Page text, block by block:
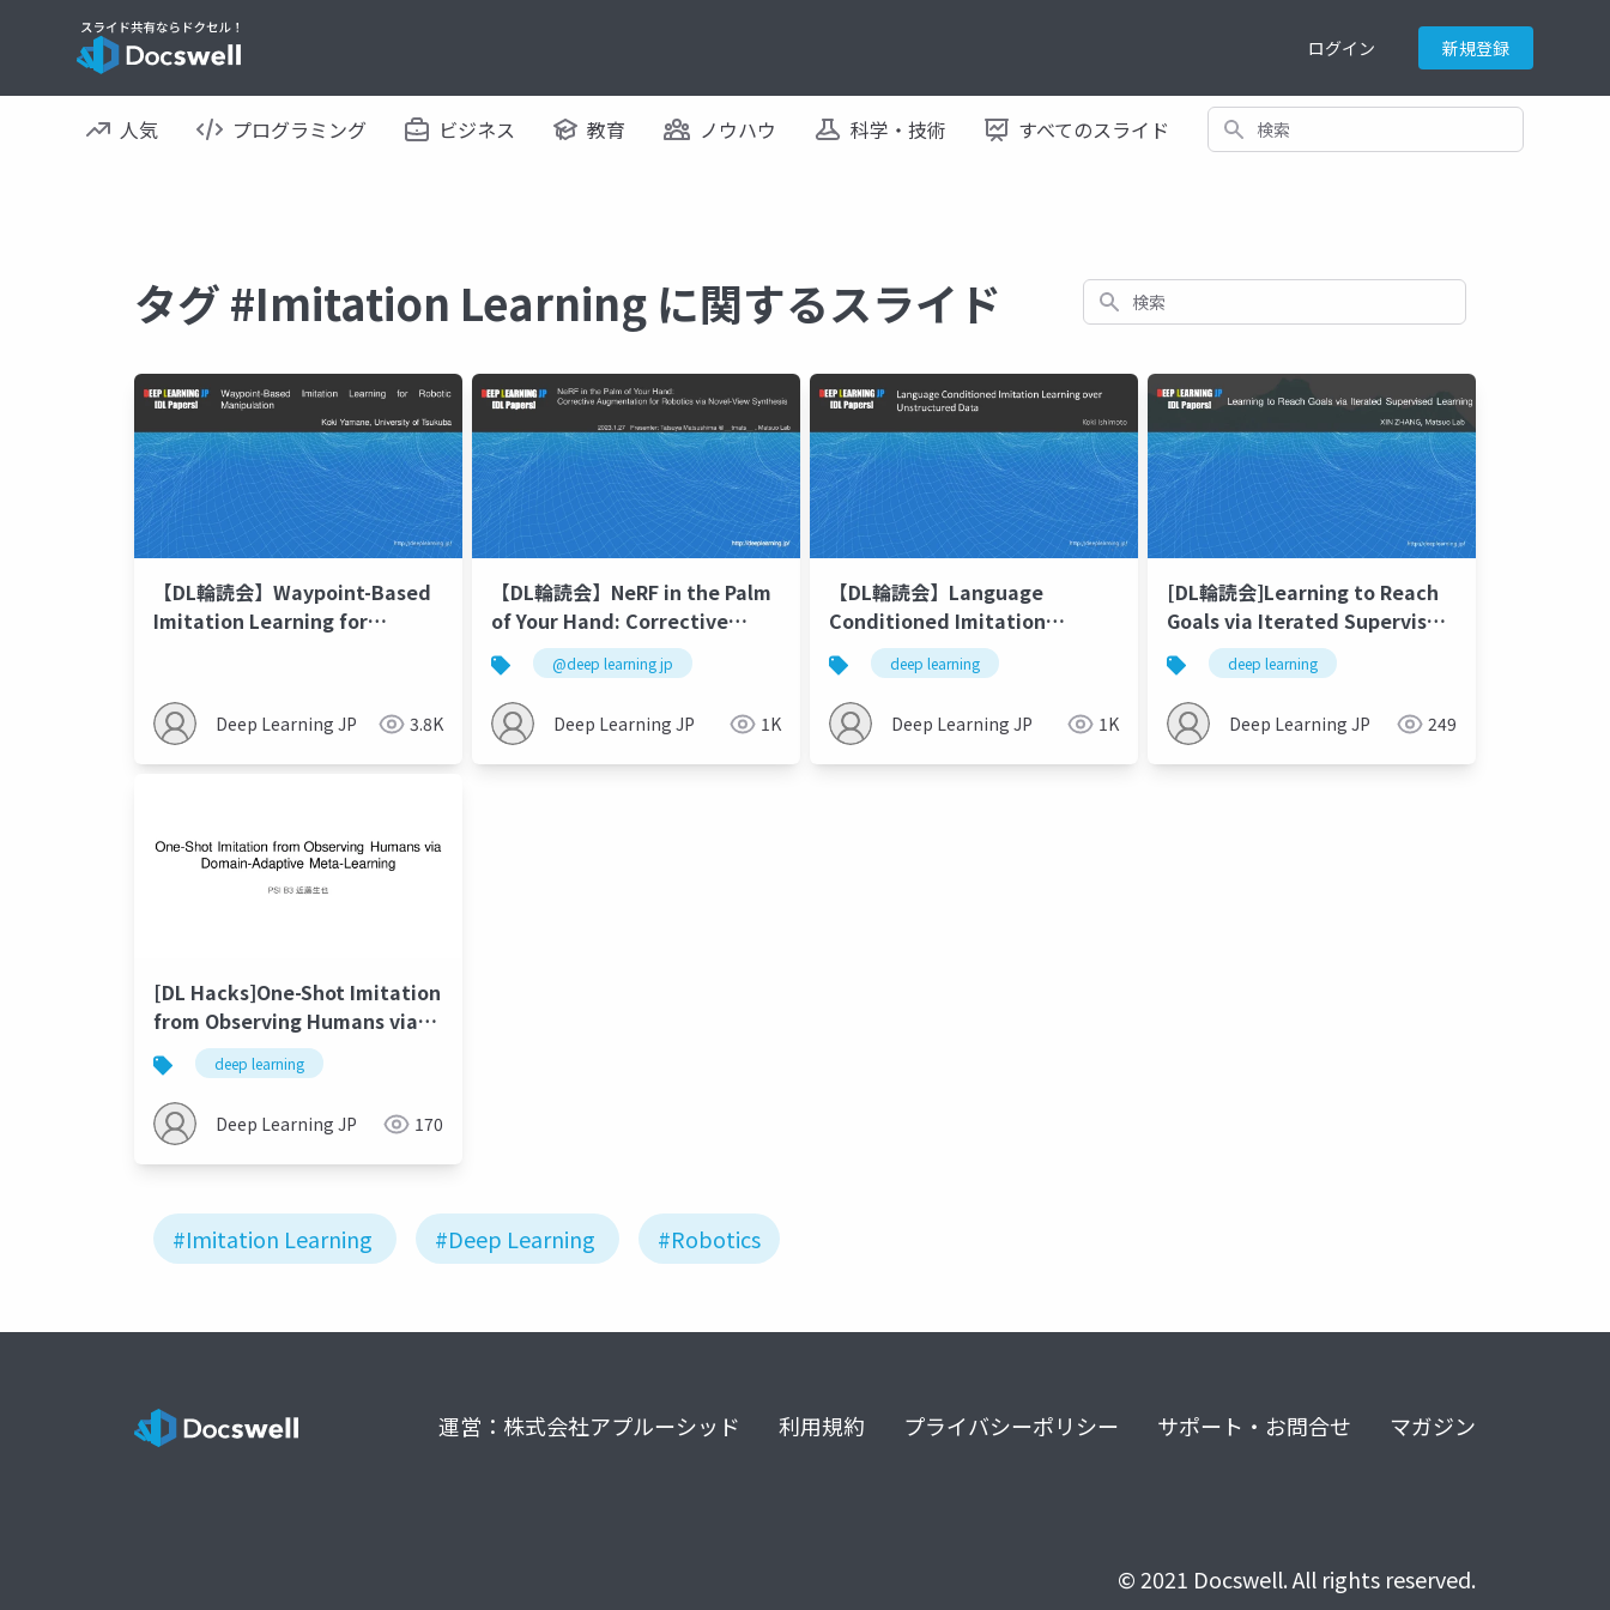
ログイン 新規登録
人気 プログラミング ビジネス 教育 ノウハウ 科学・技術 すべてのスライド 検索
タグ #Imitation Learning に関するスライド 検索
【DL輪読会】Waypoint-Based
Imitation Learning for
Deep Learning JP 3.8K
【DL輪読会】NeRF in the Palm
of Your Hand: Corrective
Augmentation for Robotics
via Novel-View Synthesis
@deep learning jp
Deep Learning JP 1K
【DL輪読会】Language
Conditioned Imitation
Learning over Unstructured
Data
deep learning
Deep Learning JP 1K
[DL輪読会]Learning to Reach
Goals via Iterated Supervised
Learningdeep learning
Deep Learning JP 249
[DL Hacks]One-Shot Imitation
from Observing Humans via
Domain-Adaptive Meta-
Learning
deep learning
Deep Learning JP 170
#Imitation Learning #Deep Learning #Robotics
運営：株式会社アプルーシッド 利用規約 プライバシーポリシー サポート・お問合せ マガジン
© 2021 Docswell. All rights reserved.